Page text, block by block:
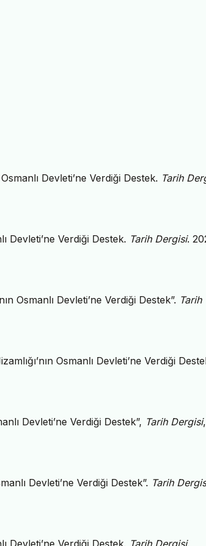
Devleti’ne Verdiği Destek. Tarih
Devleti’ne Verdiği Destek. Tarih Dergisi.
Osmanlı Devleti’ne Verdiği Destek”. Tarih
Osmanlı Devleti’ne Verdiği
Devleti’ne Verdiği Destek”, Tarih Dergisi
Devleti’ne Verdiği Destek”. Tarih